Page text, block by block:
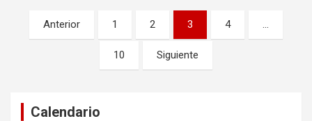
Navegación
de
Anterior 1 2 3 4 …
10 Siguiente
Calendario